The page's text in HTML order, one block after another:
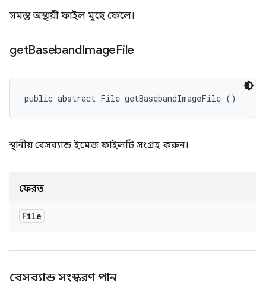
সমস্ত অস্থায়ী ফাইল মুছে ফেলে।
getBasebandImageFile
public abstract File getBasebandImageFile ()
স্থানীয় বেসব্যান্ড ইমেজ ফাইলটি সংগ্রহ করুন।
ফেরত
File
বেসব্যান্ড সংস্করণ পান